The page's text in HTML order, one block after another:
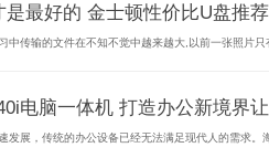
是最好的 金士顿性价比U盘推荐
中传输的文件在不知不觉中越来越大,以前一张照片只
电脑一体机 打造办公新境界
发展，传统的办公设备已经无法满足现代人的需求。